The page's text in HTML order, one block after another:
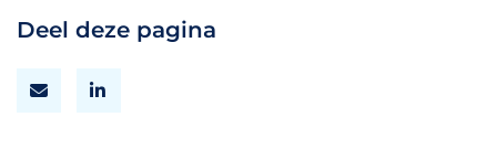
Deel deze pagina